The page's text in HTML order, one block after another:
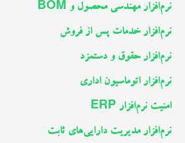
نرم‌افزار مهندسی محصول و BOM
نرم‌افزار خدمات پس از فروش
نرم‌افزار حقوق و دستمزد
نرم‌افزار اتوماسیون اداری
امنیت نرم‌افزار ERP
نرم‌افزار مدیریت دارایی‌های ثابت